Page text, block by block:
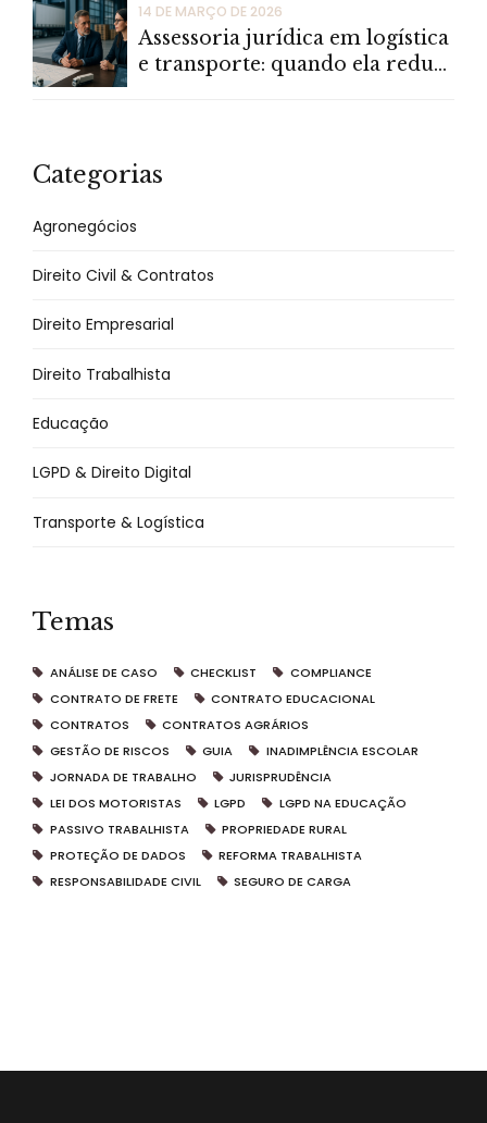
14 DE MARÇO DE 2026
Assessoria jurídica em logística
e transporte: quando ela reduz
Categorias
Agronegócios
Direito Civil & Contratos
Direito Empresarial
Direito Trabalhista
Educação
LGPD & Direito Digital
Transporte & Logística
Temas
ANÁLISE DE CASO CHECKLIST
COMPLIANCE
CONTRATO DE FRETE
CONTRATO EDUCACIONAL
CONTRATOS
CONTRATOS AGRÁRIOS
GESTÃO DE RISCOS
GUIA
INADIMPLÊNCIA ESCOLAR
JORNADA DE TRABALHO
JURISPRUDÊNCIA
LEI DOS MOTORISTAS
LGPD
LGPD NA EDUCAÇÃO
PASSIVO TRABALHISTA
PROPRIEDADE RURAL
PROTEÇÃO DE DADOS
REFORMA TRABALHISTA
RESPONSABILIDADE CIVIL
SEGURO DE CARGA